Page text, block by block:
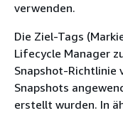
verwenden.
Die Ziel-Tags
Lifecycle Manager
Snapshot-Richtlinie
Snapshots
erstellt wurden. In